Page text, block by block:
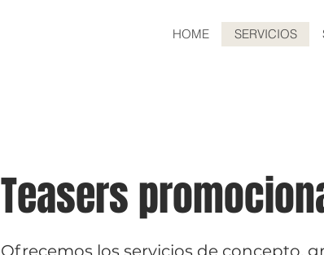
HOME SERVICIOS
Ofrecemos los servicios de concepto,
Teasers